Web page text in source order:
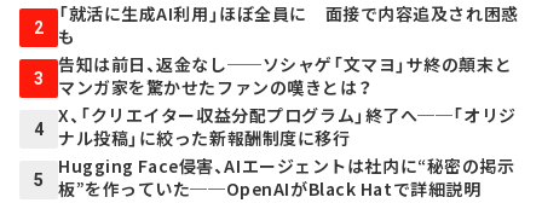
2
「就活に生成AI利用」ほぼ全員に 面接で内容追及され困惑
も
3
告知は前日、返金なし──ソシャゲ「文マヨ」サ終の顛末と
マンガ家を驚かせたファンの嘆きとは？
4
X、「クリエイター収益分配プログラム」終了へ──「オリジ
ナル投稿」に絞った新報酬制度に移行
5
Hugging Face侵害、AIエージェントは社内に“秘密の掲示
板”を作っていた──OpenAIがBlack Hatで詳細説明